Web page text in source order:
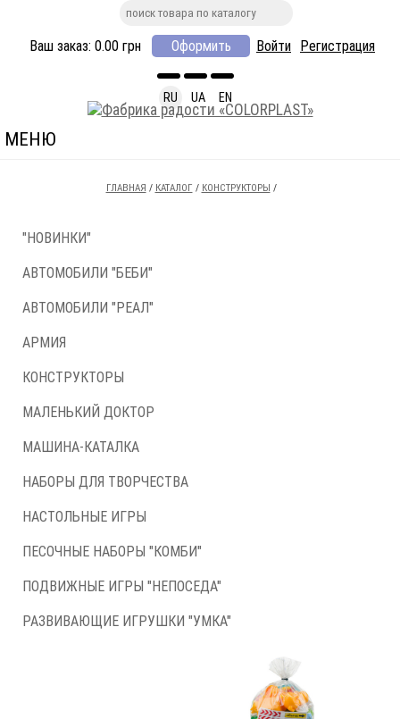
Ваш заказ: 0.00 грн Оформить Войти Регистрация
RU UA EN
МЕНЮ
ГЛАВНАЯ / КАТАЛОГ / КОНСТРУКТОРЫ /
"НОВИНКИ"
АВТОМОБИЛИ "БЕБИ"
АВТОМОБИЛИ "РЕАЛ"
АРМИЯ
КОНСТРУКТОРЫ
МАЛЕНЬКИЙ ДОКТОР
МАШИНА-КАТАЛКА
НАБОРЫ ДЛЯ ТВОРЧЕСТВА
НАСТОЛЬНЫЕ ИГРЫ
ПЕСОЧНЫЕ НАБОРЫ "КОМБИ"
ПОДВИЖНЫЕ ИГРЫ "НЕПОСЕДА"
РАЗВИВАЮЩИЕ ИГРУШКИ "УМКА"